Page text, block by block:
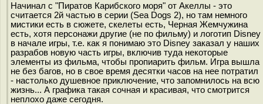
Начинал с "Пиратов Карибского моря" от Акеллы - это
считается 2й частью в серии (Sea Dogs 2), но там немного
мистики есть в сюжете, скелеты есть, Черная Жемчужина
есть, хотя персонажи другие (не по фильму) и логотип Disney
в начале игры, т.е. как я понимаю это Disney заказал у наших
разрабов новую часть игры, включив туда некоторые
элементы из фильма, чтобы пропиарить фильм. Игра вышла
не без багов, но в свое время десятки часов на нее потратил
- настолько душевное приключение, что запомнилось на всю
жизнь... А графика такая сочная и красивая, что смотрится
неплохо даже сегодня.